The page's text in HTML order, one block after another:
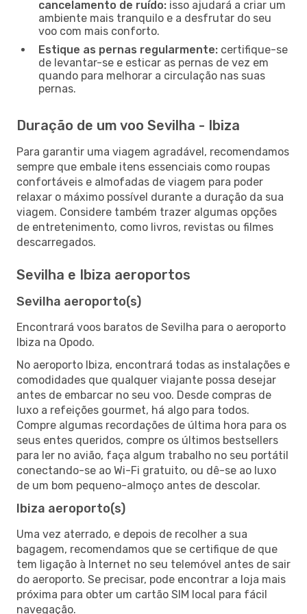
cancelamento de ruído: isso ajudará a criar um
ambiente mais tranquilo e a desfrutar do seu
voo com mais conforto.
Estique as pernas regularmente: certifique-se
de levantar-se e esticar as pernas de vez em
quando para melhorar a circulação nas suas
pernas.
Duração de um voo Sevilha - Ibiza
Para garantir uma viagem agradável, recomendamos
sempre que embale itens essenciais como roupas
confortáveis e almofadas de viagem para poder
relaxar o máximo possível durante a duração da sua
viagem. Considere também trazer algumas opções
de entretenimento, como livros, revistas ou filmes
descarregados.
Sevilha e Ibiza aeroportos
Sevilha aeroporto(s)
Encontrará voos baratos de Sevilha para o aeroporto
Ibiza na Opodo.
No aeroporto Ibiza, encontrará todas as instalações e
comodidades que qualquer viajante possa desejar
antes de embarcar no seu voo. Desde compras de
luxo a refeições gourmet, há algo para todos.
Compre algumas recordações de última hora para os
seus entes queridos, compre os últimos bestsellers
para ler no avião, faça algum trabalho no seu portátil
conectando-se ao Wi-Fi gratuito, ou dê-se ao luxo
de um bom pequeno-almoço antes de descolar.
Ibiza aeroporto(s)
Uma vez aterrado, e depois de recolher a sua
bagagem, recomendamos que se certifique de que
tem ligação à Internet no seu telemóvel antes de sair
do aeroporto. Se precisar, pode encontrar a loja mais
próxima para obter um cartão SIM local para fácil
navegação.